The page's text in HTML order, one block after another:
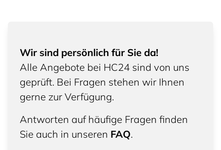
Wir sind persönlich für Sie da!
Alle Angebote bei HC24 sind von uns
geprüft. Bei Fragen stehen wir Ihnen
gerne zur Verfügung.
Antworten auf häufige Fragen finden
Sie auch in unseren FAQ.